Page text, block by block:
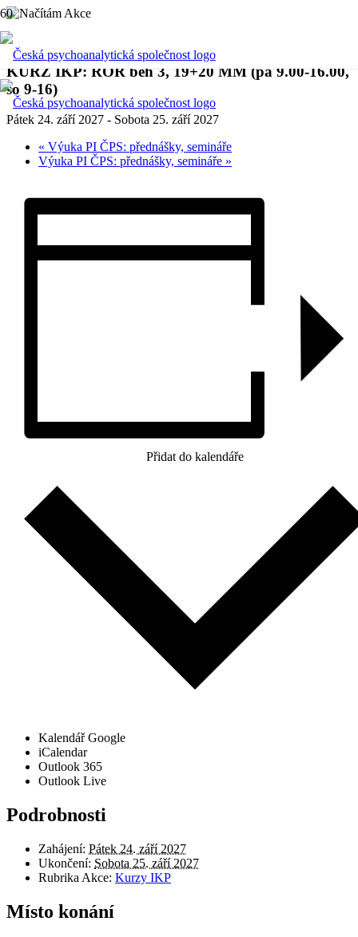
« Všechny Akce
KURZ IKP: ROR běh 3, 19+20 MM (pá 9.00-16.00,
so 9-16)
Pátek 24. září 2027 - Sobota 25. září 2027
« Výuka PI ČPS: přednášky, semináře
Výuka PI ČPS: přednášky, semináře »
Přidat do kalendáře
Kalendář Google
iCalendar
Outlook 365
Outlook Live
Podrobnosti
Zahájení: Pátek 24. září 2027
Ukončení: Sobota 25. září 2027
Rubrika Akce: Kurzy IKP
Místo konání